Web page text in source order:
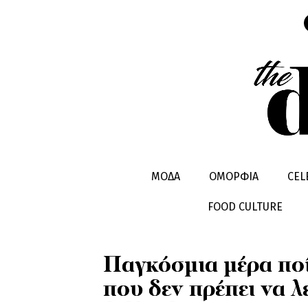
ΜΟΔΑ ΟΜΟΡΦΙΑ
FOOD CULTURE
LIFESTYLE
Παγκόσμια μέρα
που δεν πρέπει να